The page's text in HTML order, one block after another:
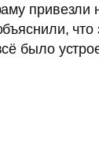
привезли
было